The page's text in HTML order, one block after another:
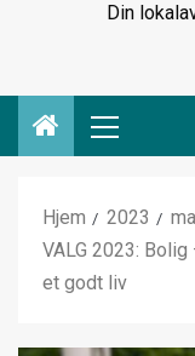
Din
Hjem 2023
VALG 2023:
et godt liv